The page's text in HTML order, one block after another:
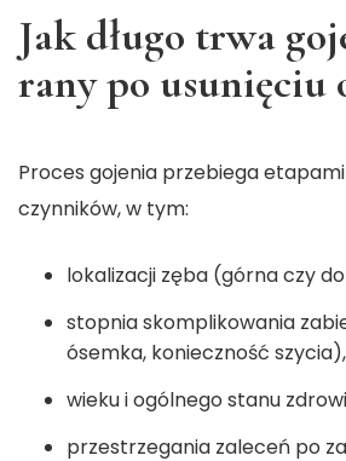
Jak długo trwa
rany po usunięciu
Proces gojenia przebiega
czynników, w tym:
lokalizacji zęba (górna czy
stopnia skomplikowania
ósemka, konieczność szycia),
wieku i ogólnego stanu
przestrzegania zaleceń po